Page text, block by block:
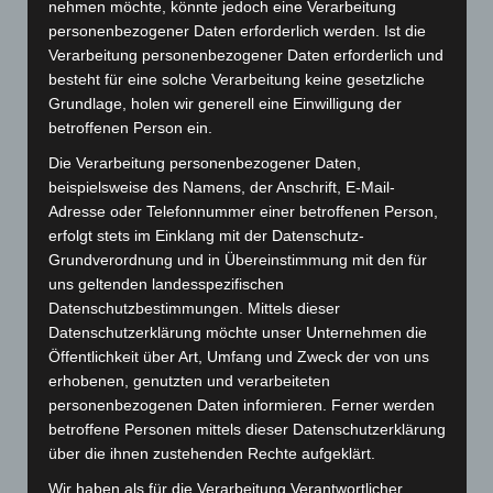
Zustimmung. Sie bringt den Betroffenen Frieden. Ja es
ist so und ich kann nichts anderes tun, als mich der
Veränderung hinzugeben. Der Mensch wird wieder
handlungsfähig. Pragmatisch und hilfsbereit ist es jetzt
möglich, wieder am Leben teilzuhaben, solange es
eben noch geht.
Die Musiktherapeutin, Psychologin und Theologin
Monika Renz hat bei ihren Forschungen noch eine
weitere Phase gefunden und etwa so formuliert: Die
Wandlung und spirituelle Öffnung. In der Hingabe an
das Unausweichliche mag ein Kontakt mit dem
überpersönlichen „Sein“ gelingen, dass dem Leben
noch einmal einen tieferen Sinn zu geben vermag.
Aktuelle Abwehr Trends
Aus der soziologischen Perspektive werden zwei Arten
nehmen möchte, könnte jedoch eine Verarbeitung
personenbezogener Daten erforderlich werden. Ist die
Verarbeitung personenbezogener Daten erforderlich und
besteht für eine solche Verarbeitung keine gesetzliche
Grundlage, holen wir generell eine Einwilligung der
betroffenen Person ein.
Die Verarbeitung personenbezogener Daten,
beispielsweise des Namens, der Anschrift, E-Mail-
Adresse oder Telefonnummer einer betroffenen Person,
erfolgt stets im Einklang mit der Datenschutz-
Grundverordnung und in Übereinstimmung mit den für
uns geltenden landesspezifischen
Datenschutzbestimmungen. Mittels dieser
Datenschutzerklärung möchte unser Unternehmen die
Öffentlichkeit über Art, Umfang und Zweck der von uns
erhobenen, genutzten und verarbeiteten
personenbezogenen Daten informieren. Ferner werden
betroffene Personen mittels dieser Datenschutzerklärung
über die ihnen zustehenden Rechte aufgeklärt.
Wir haben als für die Verarbeitung Verantwortlicher